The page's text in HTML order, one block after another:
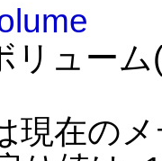
リュー
現在の